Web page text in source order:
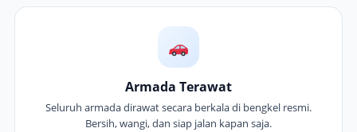
Armada Terawat
Seluruh armada dirawat secara berkala di bengkel resmi.
Bersih, wangi, dan siap jalan kapan saja.